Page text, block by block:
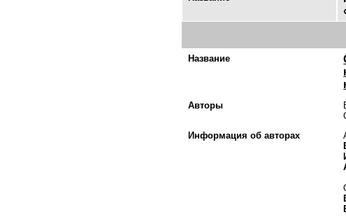
Название
Авторы
Информация об авторах